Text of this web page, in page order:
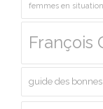
femmes en
François
guide des